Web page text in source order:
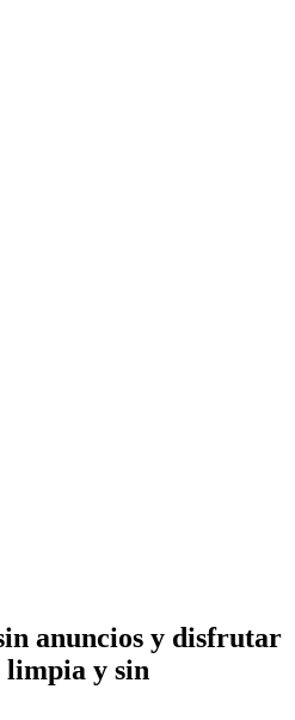
anuncios y disfrutar
limpia y sin